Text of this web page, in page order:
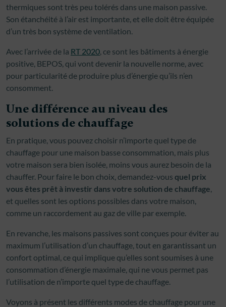
thermiques sont très peu tolérés dans une maison passive.
Son étanchéité à l’air est importante, et elle doit être équipée
d’un très bon système de ventilation.
Avec l’arrivée de la RT 2020, ce sont les bâtiments à énergie
positive, BEPOS, qui vont devenir la nouvelle norme, avec
pour particularité de produire plus d’énergie qu’ils n’en
consomment.
Une différence au niveau des
solutions de chauffage
En pratique, vous pouvez choisir n’importe quel type de
chauffage pour une maison basse consommation, mais plus
votre maison sera bien isolée, moins vous aurez besoin de la
chauffer. Pour faire le bon choix, demandez-vous quel prix
vous êtes prêt à investir dans votre solution de chauffage,
et quelles sont les options possibles dans votre maison,
comme un raccordement au gaz de ville par exemple.
En revanche, les maisons passives sont conçues pour éviter au
maximum l’utilisation d’un chauffage, tout en garantissant un
confort optimal, ce qui implique qu’elles sont soumises à une
consommation d’énergie maximale, qui ne vous permet pas
l’utilisation de n’importe quel type de chauffage.
Voyons à présent les différents modes de chauffage pour une